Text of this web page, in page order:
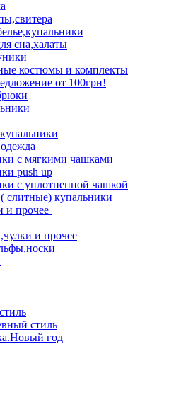
сна,халаты
костюмы и комплекты
от 100грн!
с мягкими чашками
push up
с уплотненной чашкой
слитные) купальники
и прочее
и прочее
стиль
год